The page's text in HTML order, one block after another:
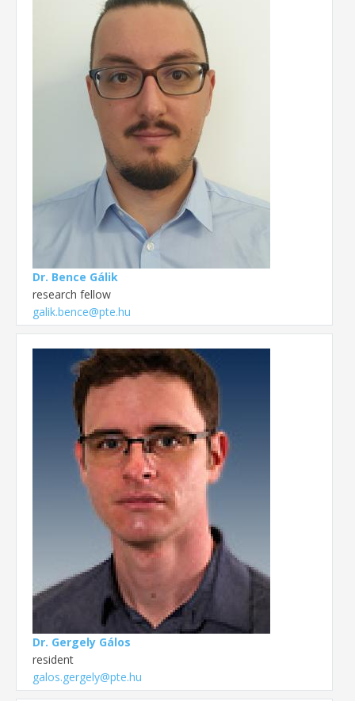
Dr. Bence Gálik
research fellow
galik.bence@pte.hu
Dr. Gergely Gálos
resident
galos.gergely@pte.hu